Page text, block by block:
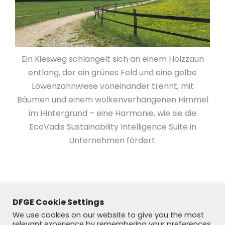
Ein Kiesweg schlängelt sich an einem Holzzaun
entlang, der ein grünes Feld und eine gelbe
Löwenzahnwiese voneinander trennt, mit
Bäumen und einem wolkenverhangenen Himmel
im Hintergrund – eine Harmonie, wie sie die
EcoVadis Sustainability Intelligence Suite in
Unternehmen fördert.
DFGE Cookie Settings
We use cookies on our website to give you the most